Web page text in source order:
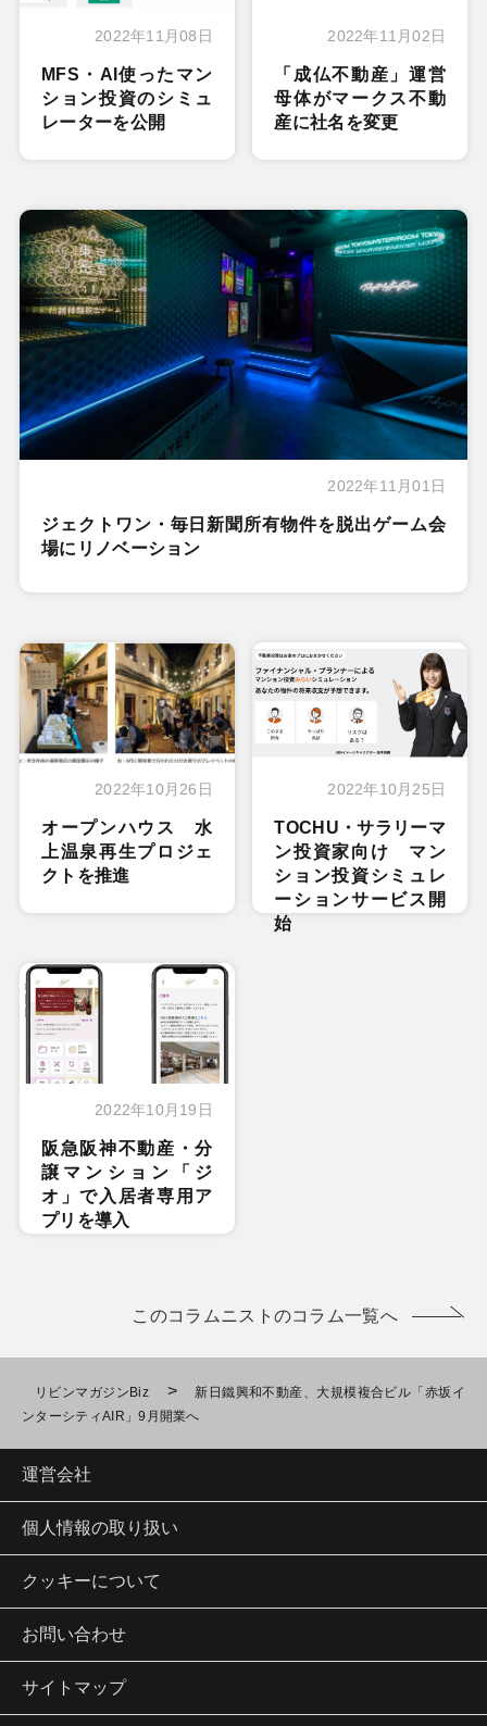
2022年11月08日
MFS・AI使ったマン
ション投資のシミュ
レーターを公開
2022年11月02日
「成仏不動産」運営
母体がマークス不動
産に社名を変更
2022年11月01日
ジェクトワン・毎日新聞所有物件を脱出ゲーム会
場にリノベーション
2022年10月26日
オープンハウス 水
上温泉再生プロジェ
クトを推進
2022年10月25日
TOCHU・サラリーマ
ン投資家向け マン
ション投資シミュレ
ーションサービス開
始
2022年10月19日
阪急阪神不動産・分
譲マンション「ジ
オ」で入居者専用ア
プリを導入
このコラムニストのコラム一覧へ
リビンマガジンBiz >
新日鐵興和不動産、大規模複合ビル「赤坂イ
ンターシティAIR」9月開業へ
運営会社
個人情報の取り扱い
クッキーについて
お問い合わせ
サイトマップ